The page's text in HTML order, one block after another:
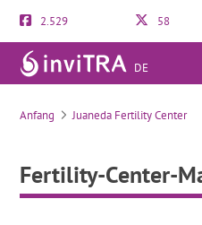
2.529 58
DE
Fertility-Center-
Anfang Juaneda Fertility Center
Fertility-Center-